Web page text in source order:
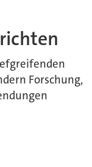
Forschung,